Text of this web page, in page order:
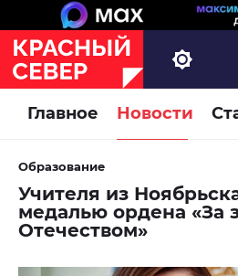
Главное Новости
Образование
Учителя из
медалью ордена «За
Отечеством»